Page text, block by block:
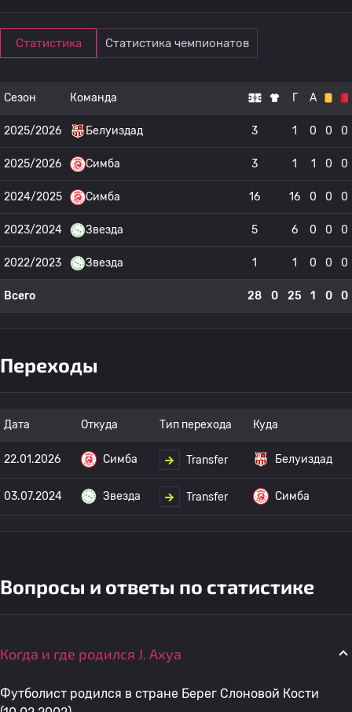
Статистика Статистика чемпионатов
Сезон Команда Г А
2025/2026 Белуиздад 3 1 0 0 0
2025/2026 Симба 3 1 1 0 0
2024/2025 Симба 16 16 0 0 0
2023/2024 Звезда 5 6 0 0 0
2022/2023 Звезда 1 1 0 0 0
Всего 28 0 25 1 0 0
Переходы
Дата Откуда Тип перехода Куда
22.01.2026 Симба Transfer Белуиздад
03.07.2024 Звезда Transfer Симба
Вопросы и ответы по статистике
Когда и где родился J. Ахуа
Футболист родился в стране Берег Слоновой Кости